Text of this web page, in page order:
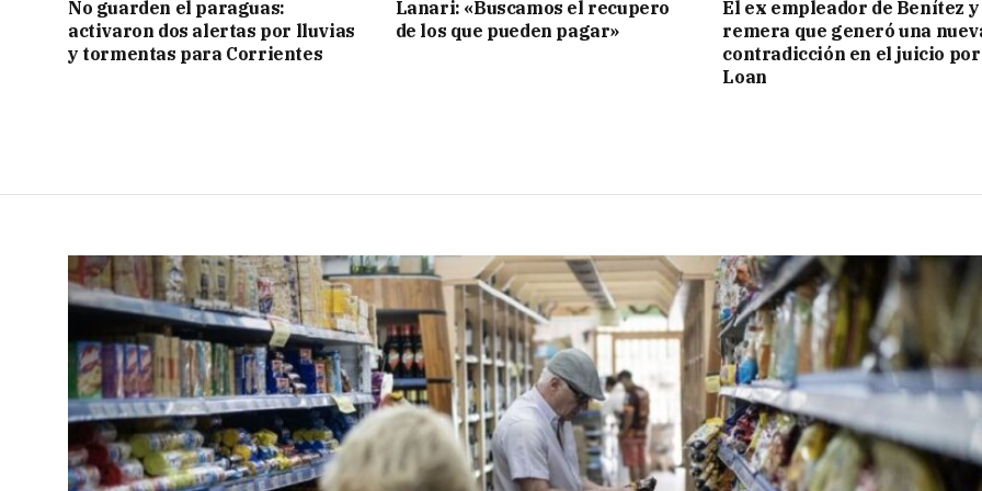
No guarden el paraguas:
activaron dos alertas por lluvias
y tormentas para Corrientes
Lanari: «Buscamos el recupero
de los que pueden pagar»
El ex empleador de Benítez
remera que generó una
contradicción en el juicio por
Loan